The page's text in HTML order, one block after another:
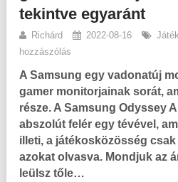
tekintve egyaránt
Richárd 2022-08-16 Játék
hozzászólás
A Samsung egy vadonatúj
gamer monitorjainak sorát,
része. A Samsung Odyssey
abszolút felér egy tévével,
illeti, a játékosközösség
azokat olvasva. Mondjuk az
leülsz tőle…